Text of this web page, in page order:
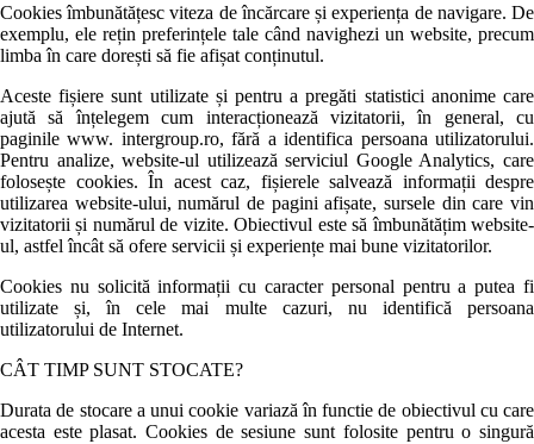
Cookies îmbunătățesc viteza de încărcare și experiența de navigare. De
exemplu, ele rețin preferințele tale când navighezi un website, precum
limba în care dorești să fie afișat conținutul.
Aceste fișiere sunt utilizate și pentru a pregăti statistici anonime care
ajută să înțelegem cum interacționează vizitatorii, în general, cu
paginile www. intergroup.ro, fără a identifica persoana utilizatorului.
Pentru analize, website-ul utilizează serviciul Google Analytics, care
folosește cookies. În acest caz, fișierele salvează informații despre
utilizarea website-ului, numărul de pagini afișate, sursele din care vin
vizitatorii și numărul de vizite. Obiectivul este să îmbunătățim website-
ul, astfel încât să ofere servicii și experiențe mai bune vizitatorilor.
Cookies nu solicită informații cu caracter personal pentru a putea fi
utilizate și, în cele mai multe cazuri, nu identifică persoana
utilizatorului de Internet.
CÂT TIMP SUNT STOCATE?
Durata de stocare a unui cookie variază în functie de obiectivul cu care
acesta este plasat. Cookies de sesiune sunt folosite pentru o singură